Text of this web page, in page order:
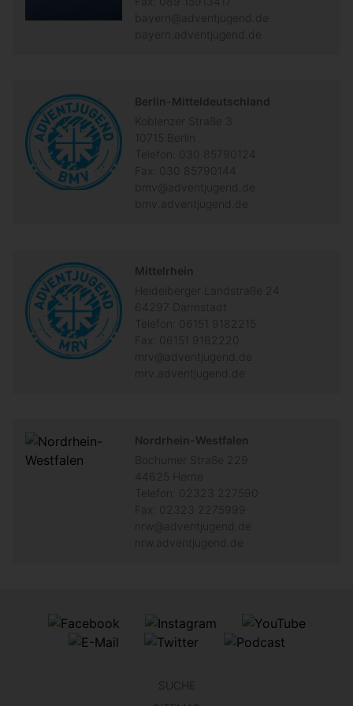
bayern@adventjugend.de
bayern.adventjugend.de
Berlin-Mitteldeutschland
Koblenzer Straße 3
10715
Telefon:
030 85790124
Fax:
030 85790144
bmv@adventjugend.de
bmv.adventjugend.de
Mittelrhein
Heidelberger Landstraße 24
64297
Darmstadt
Telefon:
06151 9182215
Fax:
06151 9182220
mrv@adventjugend.de
mrv.adventjugend.de
Nordrhein-Westfalen
Bochumer Straße 229
44625
Herne
Telefon:
02323 227590
Fax:
02323 2275999
nrw@adventjugend.de
nrw.adventjugend.de
SUCHE